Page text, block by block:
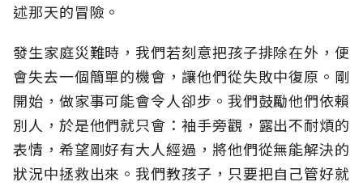
述那天的冒險。
發生家庭災難時，我們若刻意把孩子排除在外，便
會失去一個簡單的機會，讓他們從失敗中復原。剛
開始，做家事可能會令人卻步。我們鼓勵他們依賴
別人，於是他們就只會：袖手旁觀，露出不耐煩的
表情，希望剛好有大人經過，將他們從無能解決的
狀況中拯救出來。我們教孩子，只要把自己管好就